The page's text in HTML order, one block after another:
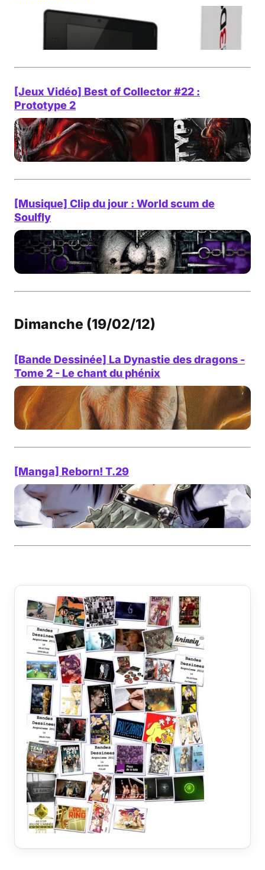
[Jeux Vidéo] Best of Collector #22 :
Prototype 2
[Musique] Clip du jour : World scum de
Soulfly
Dimanche (19/02/12)
[Bande Dessinée] La Dynastie des dragons -
Tome 2 - Le chant du phénix
[Manga] Reborn! T.29